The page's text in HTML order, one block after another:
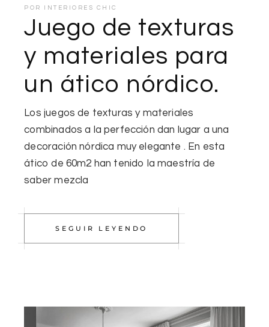
POR
INTERIORES CHIC
Juego de texturas
y materiales para
un ático nórdico.
Los juegos de texturas y materiales
combinados a la perfección dan lugar a una
decoración nórdica muy elegante . En esta
ático de 60m2 han tenido la maestría de
saber mezcla
SEGUIR LEYENDO